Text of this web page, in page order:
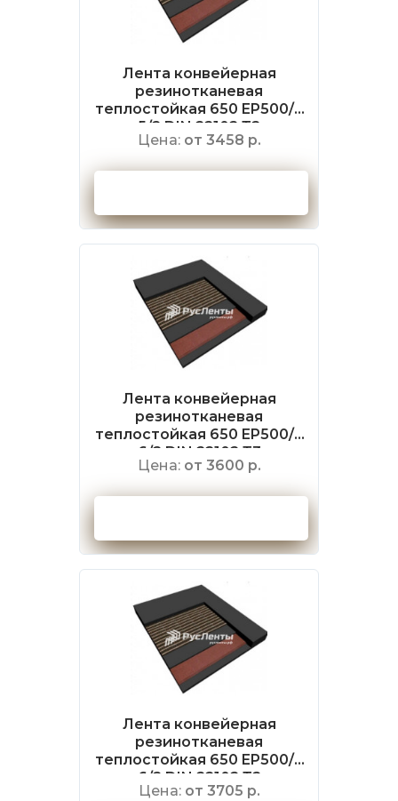
Лента конвейерная
резинотканевая
теплостойкая 650 EP500/4
5/2 DIN 22102 Т2
Цена: от 3458 р.
Лента конвейерная
резинотканевая
теплостойкая 650 EP500/4
6/2 DIN 22102 Т3
Цена: от 3600 р.
Лента конвейерная
резинотканевая
теплостойкая 650 EP500/4
6/2 DIN 22102 Т2
Цена: от 3705 р.